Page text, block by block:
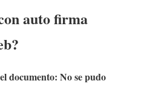
auto firma
documento: No se pudo